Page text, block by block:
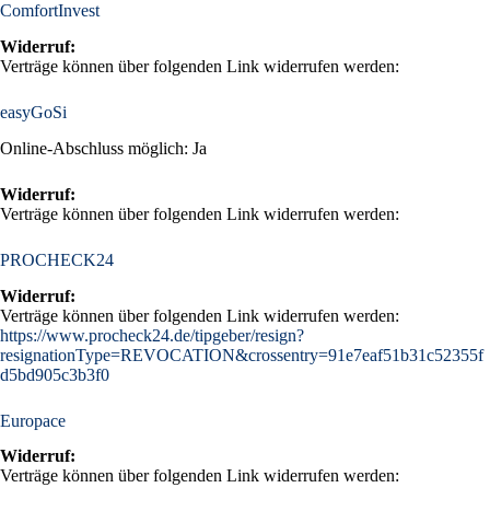
ComfortInvest
Widerruf:
Verträge können über folgenden Link widerrufen werden:
easyGoSi
Online-Abschluss möglich: Ja
Widerruf:
Verträge können über folgenden Link widerrufen werden:
PROCHECK24
Widerruf:
Verträge können über folgenden Link widerrufen werden:
https://www.procheck24.de/tipgeber/resign?
resignationType=REVOCATION&crossentry=91e7eaf51b31c52355f
d5bd905c3b3f0
Europace
Widerruf:
Verträge können über folgenden Link widerrufen werden: